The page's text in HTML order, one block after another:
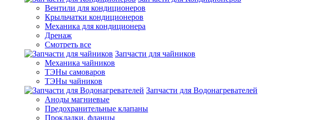
Вентили для кондиционеров
Крыльчатки кондиционеров
Механика для кондиционера
Дренаж
Смотреть все
Запчасти для чайников
Механика чайников
ТЭНы самоваров
ТЭНы чайников
Запчасти для Водонагревателей
Аноды магниевые
Предохранительные клапаны
Прокладки, фланцы